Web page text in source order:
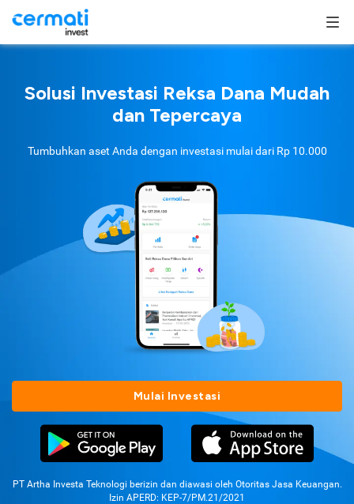
Solusi Investasi Reksa Dana Mudah
dan Tepercaya
Tumbuhkan aset Anda dengan investasi mulai dari Rp 10.000
Mulai Investasi
PT Artha Investa Teknologi berizin dan diawasi oleh Otoritas Jasa Keuangan.
Izin APERD: KEP-7/PM.21/2021